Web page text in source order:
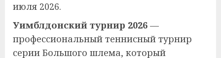
июля 2026.
Уимблдонский турнир 2026 —
профессиональный теннисный турнир
серии Большого шлема, который